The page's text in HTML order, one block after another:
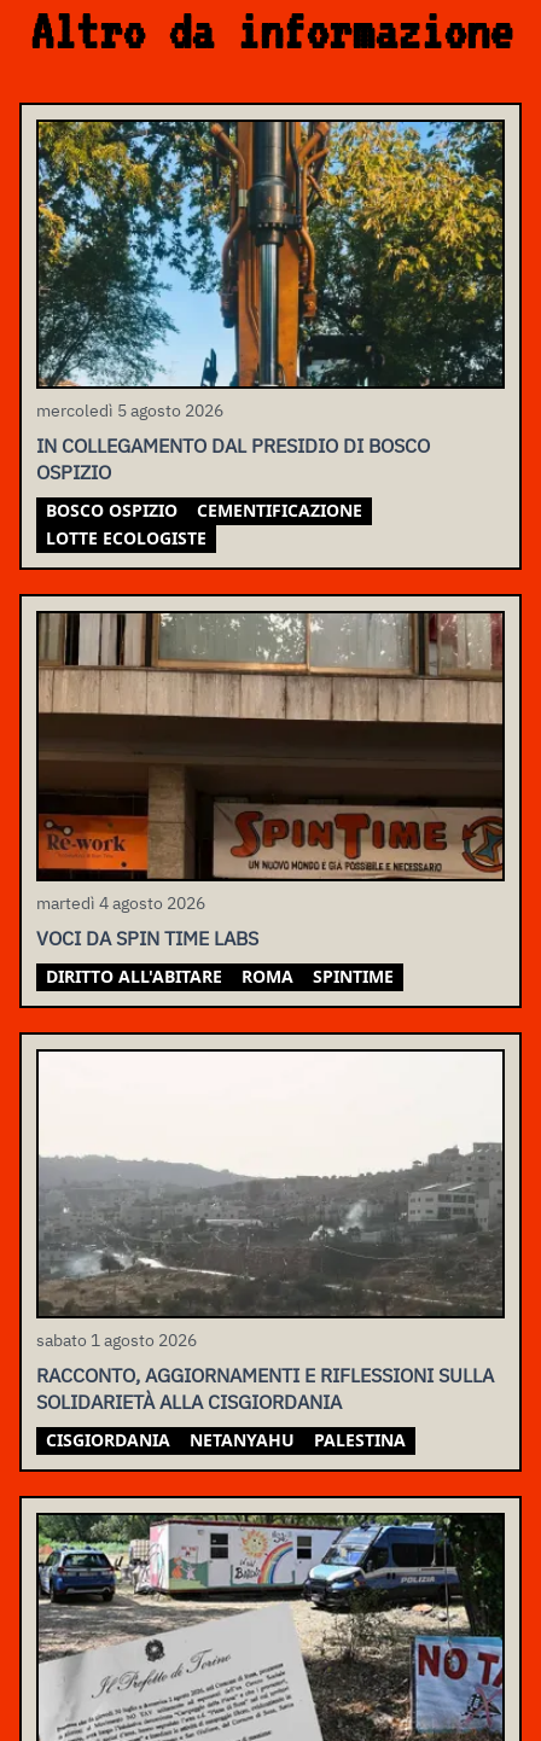
Altro da informazione
mercoledì 5 agosto 2026
IN COLLEGAMENTO DAL PRESIDIO DI BOSCO
OSPIZIO
BOSCO OSPIZIO
CEMENTIFICAZIONE
LOTTE ECOLOGISTE
martedì 4 agosto 2026
VOCI DA SPIN TIME LABS
DIRITTO ALL'ABITARE ROMA SPINTIME
sabato 1 agosto 2026
RACCONTO, AGGIORNAMENTI E RIFLESSIONI SULLA
SOLIDARIETÀ ALLA CISGIORDANIA
CISGIORDANIA NETANYAHU PALESTINA